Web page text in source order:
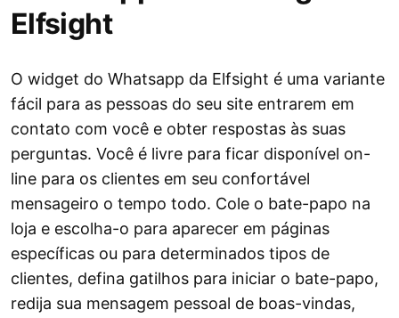
Elfsight
O widget do Whatsapp da Elfsight é uma variante
fácil para as pessoas do seu site entrarem em
contato com você e obter respostas às suas
perguntas. Você é livre para ficar disponível on-
line para os clientes em seu confortável
mensageiro o tempo todo. Cole o bate-papo na
loja e escolha-o para aparecer em páginas
específicas ou para determinados tipos de
clientes, defina gatilhos para iniciar o bate-papo,
redija sua mensagem pessoal de boas-vindas,